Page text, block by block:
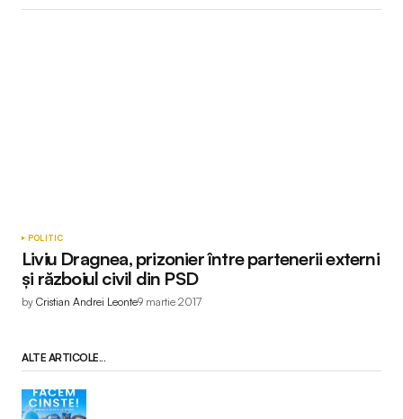
POLITIC
Liviu Dragnea, prizonier între partenerii externi
și războiul civil din PSD
by Cristian Andrei Leonte9 martie 2017
ALTE ARTICOLE...